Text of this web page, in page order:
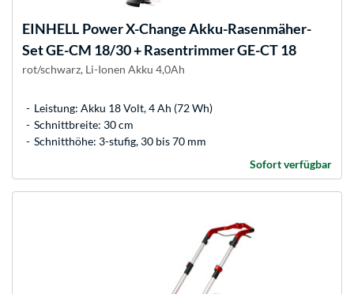
EINHELL Power X-Change Akku-Rasenmäher-
Set GE-CM 18/30 + Rasentrimmer GE-CT 18
rot/schwarz, Li-Ionen Akku 4,0Ah
Leistung: Akku 18 Volt, 4 Ah (72 Wh)
Schnittbreite: 30 cm
Schnitthöhe: 3-stufig, 30 bis 70 mm
Sofort verfügbar